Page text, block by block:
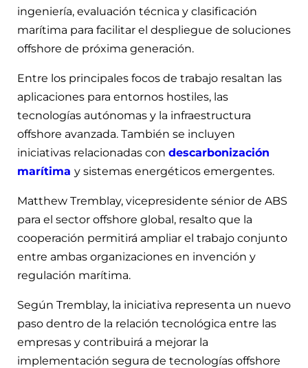
ingeniería, evaluación técnica y clasificación
marítima para facilitar el despliegue de soluciones
offshore de próxima generación.
Entre los principales focos de trabajo resaltan las
aplicaciones para entornos hostiles, las
tecnologías autónomas y la infraestructura
offshore avanzada. También se incluyen
iniciativas relacionadas con descarbonización
marítima y sistemas energéticos emergentes.
Matthew Tremblay, vicepresidente sénior de ABS
para el sector offshore global, resalto que la
cooperación permitirá ampliar el trabajo conjunto
entre ambas organizaciones en invención y
regulación marítima.
Según Tremblay, la iniciativa representa un nuevo
paso dentro de la relación tecnológica entre las
empresas y contribuirá a mejorar la
implementación segura de tecnologías offshore